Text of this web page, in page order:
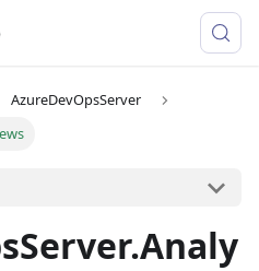
AzureDevOpsServer